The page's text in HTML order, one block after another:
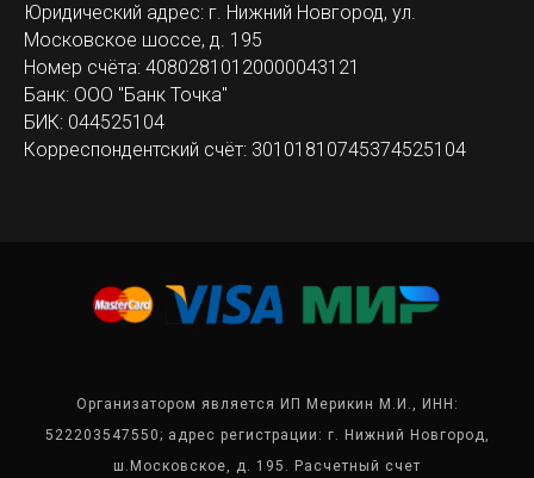
Юридический адрес: г. Нижний Новгород, ул.
Московское шоссе, д. 195
Номер счёта: 40802810120000043121
Банк: ООО "Банк Точка"
БИК: 044525104
Корреспондентский счёт: 30101810745374525104
Организатором является ИП Мерикин М.И., ИНН:
522203547550; адрес регистрации: г. Нижний Новгород,
ш.Московское, д. 195. Расчетный счет